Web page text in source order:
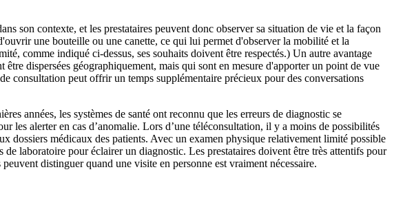
son contexte, et les prestataires peuvent donc observer sa situation de vie et la façon
une bouteille ou une canette, ce qui lui permet d'observer la mobilité et la
comme indiqué ci-dessus, ses souhaits doivent être respectés.) Un autre avantage
être dispersées géographiquement, mais qui sont en mesure d'apporter un point de vue
consultation peut offrir un temps supplémentaire précieux pour des conversations
années, les systèmes de santé ont reconnu que les erreurs de diagnostic se
les alerter en cas d’anomalie. Lors d’une téléconsultation, il y a moins de possibilités
dossiers médicaux des patients. Avec un examen physique relativement limité possible
laboratoire pour éclairer un diagnostic. Les prestataires doivent être très attentifs pour
distinguer quand une visite en personne est vraiment nécessaire.